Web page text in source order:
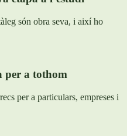
són obra seva, i així ho
per a tothom
per a particulars, empreses i